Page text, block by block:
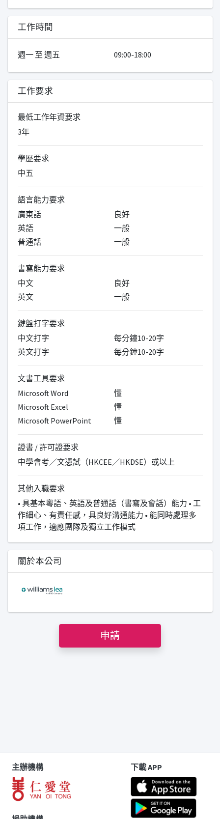
工作時間
週一 至 週五 09:00-18:00
工作要求
最低工作年資要求
3年
學歷要求
中五
語言能力要求
廣東話
良好
英語
一般
普通話
一般
書寫能力要求
中文
良好
英文
一般
鍵盤打字要求
中文打字
每分鐘10-20字
英文打字
每分鐘10-20字
文書工具要求
Microsoft Word
懂
Microsoft Excel
懂
Microsoft PowerPoint
懂
證書 / 許可證要求
中學會考／文憑試（HKCEE／HKDSE）或以上
其他入職要求
• 具基本粵語、英語及普通話（書寫及會話）能力 • 工
作細心、有責任感，具良好溝通能力 • 能同時處理多
項工作，適應團隊及獨立工作模式
關於本公司
申請
主辦機構 下載 APP